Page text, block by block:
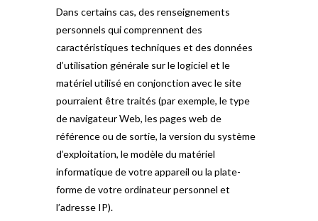
Dans certains cas, des renseignements
personnels qui comprennent des
caractéristiques techniques et des données
d’utilisation générale sur le logiciel et le
matériel utilisé en conjonction avec le site
pourraient être traités (par exemple, le type
de navigateur Web, les pages web de
référence ou de sortie, la version du système
d’exploitation, le modèle du matériel
informatique de votre appareil ou la plate-
forme de votre ordinateur personnel et
l’adresse IP).